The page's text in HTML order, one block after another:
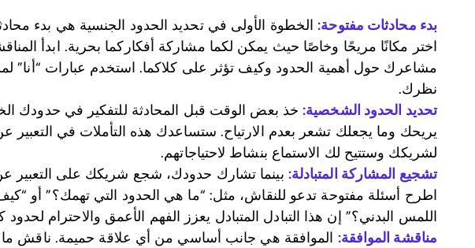
بدء محادثات مفتوحة:الخطوة الأولى في تحديد الحدود الجنسية هي بدء
اختر مكانًا مريحًا وخاصًا حيث يمكن لكما مشاركة أفكاركما بحرية. ابدأ
مشاعرك حول أهمية الحدود وكيف تؤثر على كلاكما. استخدم عبارات “أنا”
نظرك.
تحديد الحدود الشخصية:خذ بعض الوقت قبل المحادثة للتفكير في حدودك
يريحك وما يجعلك تشعر بعدم الارتياح. ستساعدك هذه التأملات في
لشريكك وستتيح لك الاستماع بنشاط لاحتياجاتهم.
تشجيع المشاركة المتبادلة: بينما تشارك حدودك، شجع شريكك على التعبير
اطرح أسئلة مفتوحة تدعو للنقاش، مثل: “ما هي الحدود التي تهمك؟” أو
اللمس البدني؟” إن هذا التبادل المتبادل يعزز الفهم الأعمق والاحترام
مناقشة الموافقة: الموافقة هي جانب أساسي من أي علاقة حميمة. ناقش ما